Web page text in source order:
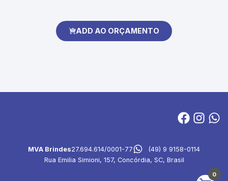
ADD AO ORÇAMENTO
MVA Brindes27.694.614/0001-77
(49) 9 9158-0114
Rua Emilia Simioni, 157, Concórdia, SC, Brasil
0